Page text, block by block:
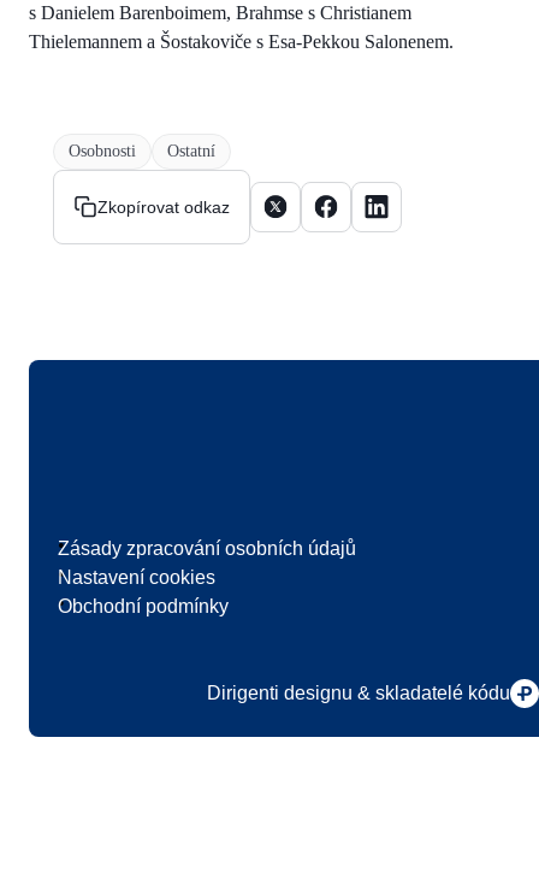
s Danielem Barenboimem, Brahmse s Christianem
Thielemannem a Šostakoviče s Esa-Pekkou Salonenem.
Osobnosti Ostatní
Zkopírovat odkaz Sdílet článek na X
Sdílet článek na Facebooku
Sdílet článek na
Zásady zpracování osobních údajů
Nastavení cookies
Obchodní podmínky
Dirigenti designu & skladatelé kódu